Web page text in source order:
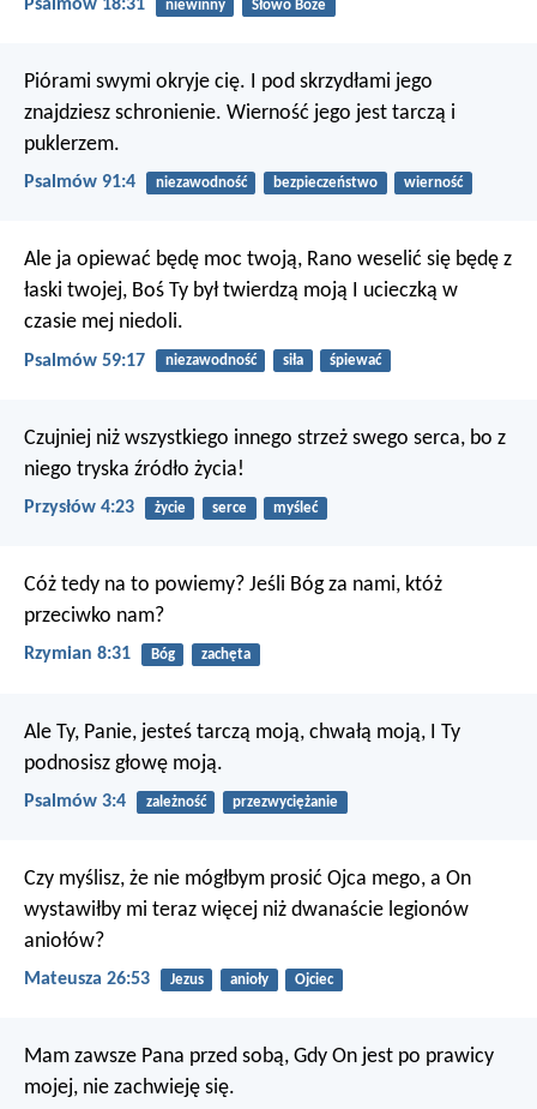
Psalmów 18:31 niewinny Słowo Boże
Piórami swymi okryje cię. I pod skrzydłami jego
znajdziesz schronienie. Wierność jego jest tarczą i
puklerzem.
Psalmów 91:4 niezawodność bezpieczeństwo wierność
Ale ja opiewać będę moc twoją, Rano weselić się będę z
łaski twojej, Boś Ty był twierdzą moją I ucieczką w
czasie mej niedoli.
Psalmów 59:17 niezawodność siła śpiewać
Czujniej niż wszystkiego innego strzeż swego serca, bo z
niego tryska źródło życia!
Przysłów 4:23 życie serce myśleć
Cóż tedy na to powiemy? Jeśli Bóg za nami, któż
przeciwko nam?
Rzymian 8:31 Bóg zachęta
Ale Ty, Panie, jesteś tarczą moją, chwałą moją, I Ty
podnosisz głowę moją.
Psalmów 3:4 zależność przezwyciężanie
Czy myślisz, że nie mógłbym prosić Ojca mego, a On
wystawiłby mi teraz więcej niż dwanaście legionów
aniołów?
Mateusza 26:53 Jezus anioły Ojciec
Mam zawsze Pana przed sobą, Gdy On jest po prawicy
mojej, nie zachwieję się.